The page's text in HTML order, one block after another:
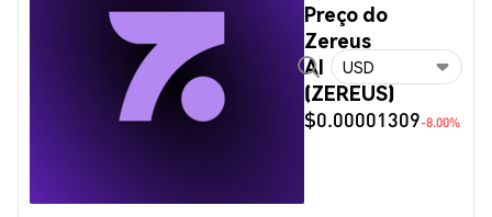
Preço do
Zereus
AI
(ZEREUS)
$0.00001309-8.00%
USD